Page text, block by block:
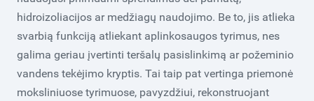
hidroizoliacijos ar medžiagų naudojimo. Be to, jis atlieka
svarbią funkciją atliekant aplinkosaugos tyrimus, nes
galima geriau įvertinti teršalų pasislinkimą ar požeminio
vandens tekėjimo kryptis. Tai taip pat vertinga priemonė
moksliniuose tyrimuose, pavyzdžiui, rekonstruojant